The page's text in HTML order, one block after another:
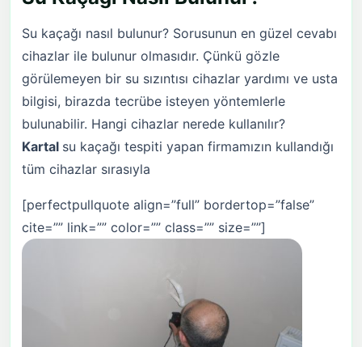
Su kaçağı nasıl bulunur? Sorusunun en güzel cevabı
cihazlar ile bulunur olmasıdır. Çünkü gözle
görülemeyen bir su sızıntısı cihazlar yardımı ve usta
bilgisi, birazda tecrübe isteyen yöntemlerle
bulunabilir. Hangi cihazlar nerede kullanılır?
Kartal su kaçağı tespiti yapan firmamızın kullandığı
tüm cihazlar sırasıyla
[perfectpullquote align=”full” bordertop=”false”
cite=”” link=”” color=”” class=”” size=””]